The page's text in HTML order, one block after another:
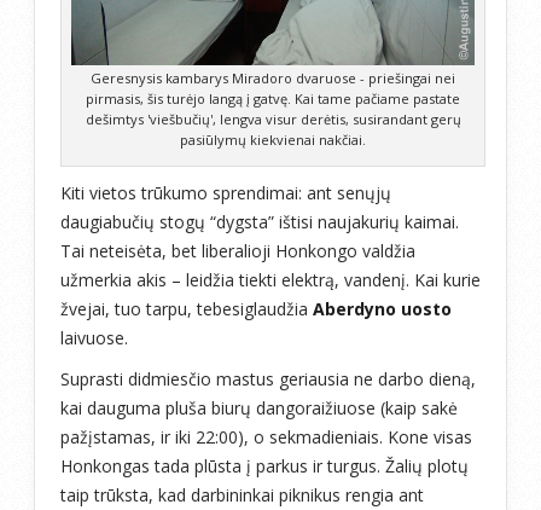
Geresnysis kambarys Miradoro dvaruose - priešingai nei
pirmasis, šis turėjo langą į gatvę. Kai tame pačiame pastate
dešimtys 'viešbučių', lengva visur derėtis, susirandant gerų
pasiūlymų kiekvienai nakčiai.
Kiti vietos trūkumo sprendimai: ant senųjų
daugiabučių stogų “dygsta” ištisi naujakurių kaimai.
Tai neteisėta, bet liberalioji Honkongo valdžia
užmerkia akis – leidžia tiekti elektrą, vandenį. Kai kurie
žvejai, tuo tarpu, tebesiglaudžia Aberdyno uosto
laivuose.
Suprasti didmiesčio mastus geriausia ne darbo dieną,
kai dauguma pluša biurų dangoraižiuose (kaip sakė
pažįstamas, ir iki 22:00), o sekmadieniais. Kone visas
Honkongas tada plūsta į parkus ir turgus. Žalių plotų
taip trūksta, kad darbininkai piknikus rengia ant